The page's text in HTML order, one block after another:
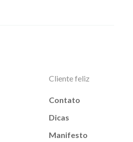
Cliente feliz
Contato
Dicas
Manifesto